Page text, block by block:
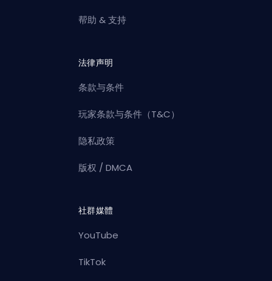
帮助 & 支持
法律声明
条款与条件
玩家条款与条件（T&C）
隐私政策
版权 / DMCA
社群媒體
YouTube
TikTok